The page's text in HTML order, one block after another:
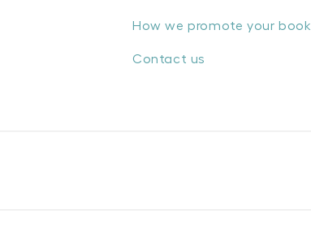
How we promote your book
Contact us